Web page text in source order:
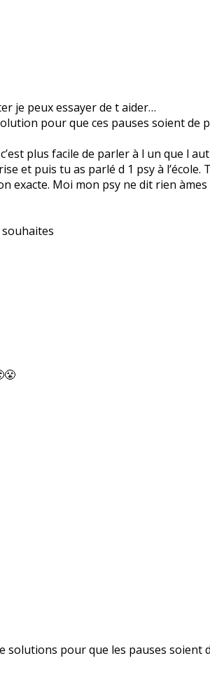
je peux essayer de t aider…
pour que ces pauses soient de
plus facile de parler à l un que l
puis tu as parlé d 1 psy à l’école.
Moi mon psy ne dit rien àmes
pour que les pauses